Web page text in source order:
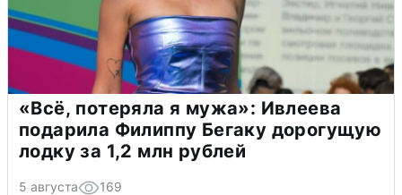
«Всё, потеряла я мужа»: Ивлеева
подарила Филиппу Бегаку дорогущую
лодку за 1,2 млн рублей
5 августа 169